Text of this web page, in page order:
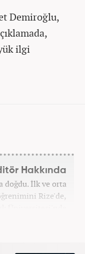
Demiroğlu,
ilgi
Hakkında
doğdu. İlk ve orta
Rize'de,
Üniversitesi'nde
devam